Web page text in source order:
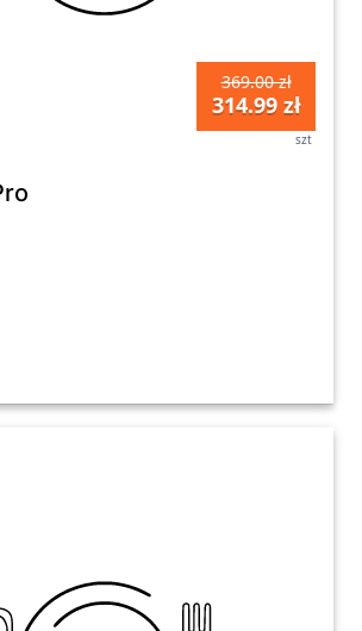
369.00 zł
314.99 zł
szt